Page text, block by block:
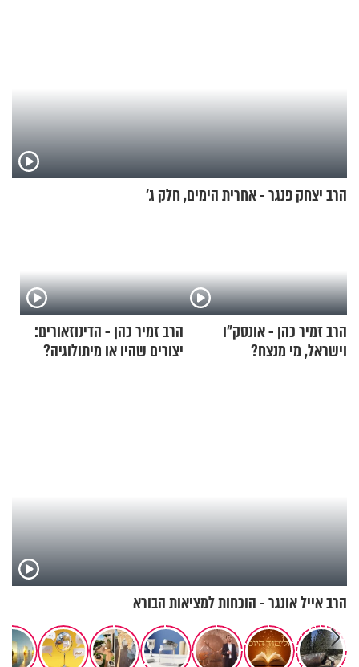
הרב יצחק פנגר - אחרית הימים, חלק ג’
הרב זמיר כהן - אונסק"ו
וישראל, מי מנצח?
הרב זמיר כהן - הדינוזאורים:
יצורים שהיו או מיתולוגיה?
הרב אייל אונגר - הוכחות למציאות הבורא